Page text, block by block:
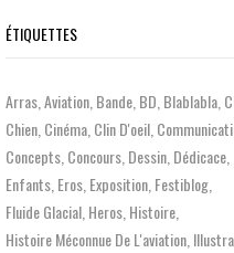
ÉTIQUETTES
Arras Aviation Bande BD Blablabla
Chien Cinéma Clin D'oeil
Concepts Concours Dessin Dédicace
Enfants Eros Exposition Festiblog
Fluide Glacial Heros Histoire
Histoire Méconnue De L'aviation